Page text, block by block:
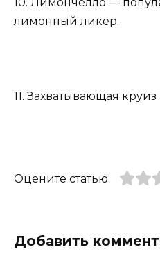
лимонный ликер.
11. Захватывающая
Оцените статью
Добавить